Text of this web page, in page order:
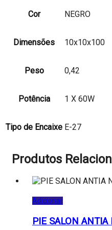
Cor NEGRO
Dimensões 10x10x100
Peso 0,42
Potência 1 X 60W
Tipo de Encaixe E-27
Produtos
Adicionar
PIE SALON